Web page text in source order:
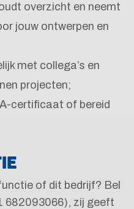
overzicht en neemt
jouw ontwerpen en
met collega’s en
projecten;
certificaat of bereid
of dit bedrijf? Bel
682093066), zij geeft